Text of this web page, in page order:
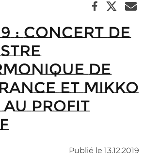
: CONCERT DE
DE
ET MIKKO
PROFIT
Publié le 13.12.2019